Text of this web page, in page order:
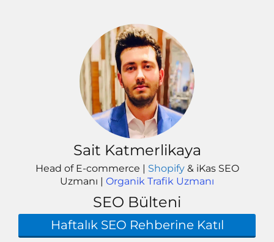
Sait Katmerlikaya
Head of E-commerce | Shopify& iKas SEO
Uzmanı | Organik Trafik Uzmanı
SEO Bülteni
Haftalık SEO Rehberine Katıl